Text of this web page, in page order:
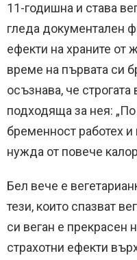
11-годишна и става
гледа документален
ефекти на храните от
време на първата си
осъзнава, че строгата
подходяща за нея:
бременност работех
нужда от повече
Бел вече е
тези, които спазват
си веган е прекрасен
страхотни ефекти